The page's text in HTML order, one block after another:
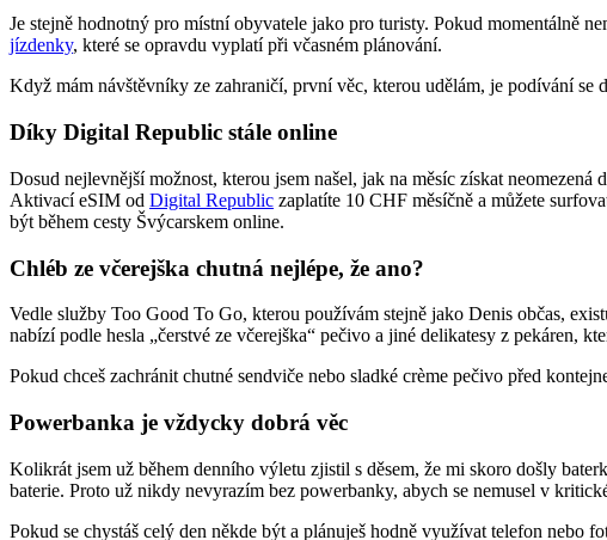
Je stejně hodnotný pro místní obyvatele jako pro turisty. Pokud momentálně
jízdenky, které se opravdu vyplatí při včasném plánování.
Když mám návštěvníky ze zahraničí, první věc, kterou udělám, je podívání
Díky Digital Republic stále online
Dosud nejlevnější možnost, kterou jsem našel, jak na měsíc získat
Aktivací eSIM od Digital Republic zaplatíte 10 CHF měsíčně a můžete
být během cesty Švýcarskem online.
Chléb ze včerejška chutná nejlépe, že ano?
Vedle služby Too Good To Go, kterou používám stejně jako Denis občas,
nabízí podle hesla „čerstvé ze včerejška“ pečivo a jiné delikatesy z pekáren,
Pokud chceš zachránit chutné sendviče nebo sladké crème pečivo před
Powerbanka je vždycky dobrá věc
Kolikrát jsem už během denního výletu zjistil s děsem, že mi skoro došly
baterie. Proto už nikdy nevyrazím bez powerbanky, abych se nemusel v
Pokud se chystáš celý den někde být a plánuješ hodně využívat telefon nebo